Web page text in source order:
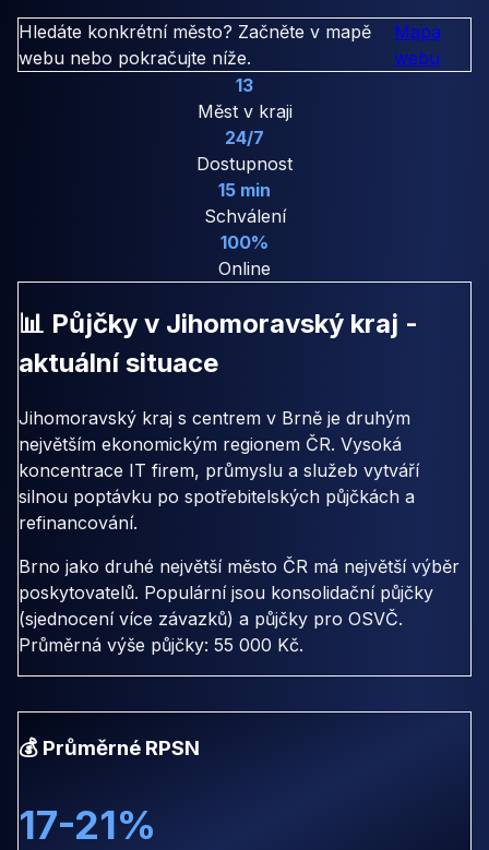
Hledáte konkrétní město? Začněte v mapě
webu nebo pokračujte níže.
Mapa
webu
13
Měst v kraji
24/7
Dostupnost
15 min
Schválení
100%
Online
📊 Půjčky v Jihomoravský kraj -
aktuální situace
Jihomoravský kraj s centrem v Brně je druhým
největším ekonomickým regionem ČR. Vysoká
koncentrace IT firem, průmyslu a služeb vytváří
silnou poptávku po spotřebitelských půjčkách a
refinancování.
Brno jako druhé největší město ČR má největší výběr
poskytovatelů. Populární jsou konsolidační půjčky
(sjednocení více závazků) a půjčky pro OSVČ.
Průměrná výše půjčky: 55 000 Kč.
💰 Průměrné RPSN
17-21%